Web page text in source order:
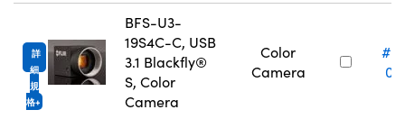
詳
細
規
格
BFS-U3-
19S4C-C, USB
3.1 Blackfly®
S, Color
Camera
Color
Camera